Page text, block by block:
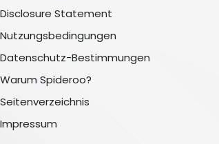
Disclosure Statement
Nutzungsbedingungen
Datenschutz-Bestimmungen
Warum Spideroo?
Seitenverzeichnis
Impressum